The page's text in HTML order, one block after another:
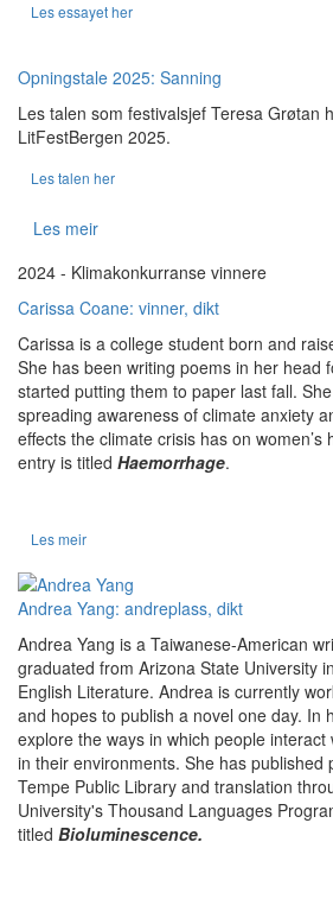
Les essayet her
Opningstale 2025: Sanning
Les talen som festivalsjef Teresa Grøtan
LitFestBergen 2025.
Les talen her
Les meir
2024 - Klimakonkurranse vinnere
Carissa Coane: vinner, dikt
Carissa is a college student born and
She has been writing poems in her head
started putting them to paper last fall.
spreading awareness of climate anxiety
effects the climate crisis has on
entry is titled Haemorrhage.
Les meir
Andrea Yang: andreplass, dikt
Andrea Yang is a Taiwanese-American
graduated from Arizona State University
English Literature. Andrea is currently
and hopes to publish a novel one day. In
explore the ways in which people
in their environments. She has published
Tempe Public Library and translation
University's Thousand Languages
titled Bioluminescence.